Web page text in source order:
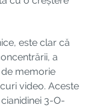
este clar că
a
memorie
video. Aceste
3-O-